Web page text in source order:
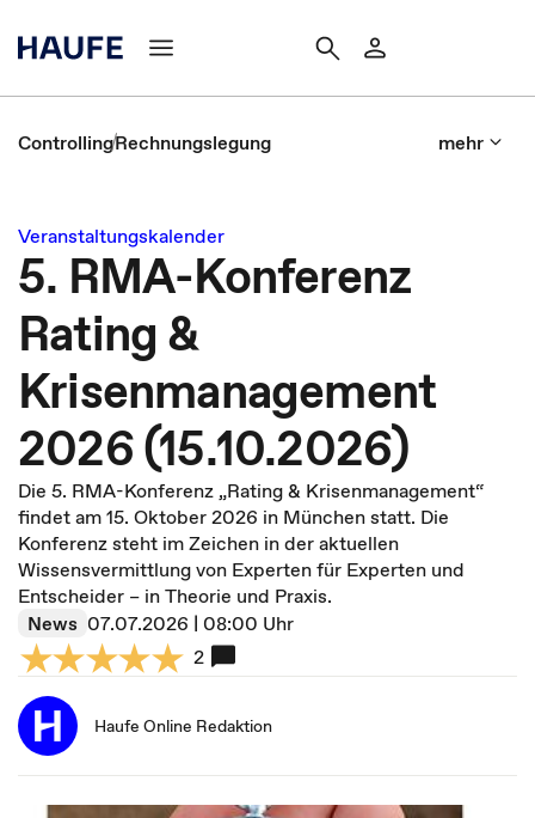
ControllingRechnungslegung mehr
Veranstaltungskalender
5. RMA-Konferenz
Rating &
Krisenmanagement
2026 (15.10.2026)
Die 5. RMA-Konferenz „Rating & Krisenmanagement“
findet am 15. Oktober 2026 in München statt. Die
Konferenz steht im Zeichen in der aktuellen
Wissensvermittlung von Experten für Experten und
Entscheider – in Theorie und Praxis.
News 07.07.2026 | 08:00 Uhr
2
Haufe Online Redaktion